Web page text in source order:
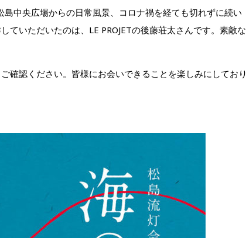
島中央広場からの日常風景、 コロナ禍を経ても切れずに続い
ていただいたのは、LE PROJETの後藤荘太さんです。素敵な
確認ください。皆様にお会いできることを楽しみにしており